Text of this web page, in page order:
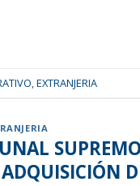
,EXTRANJERIA